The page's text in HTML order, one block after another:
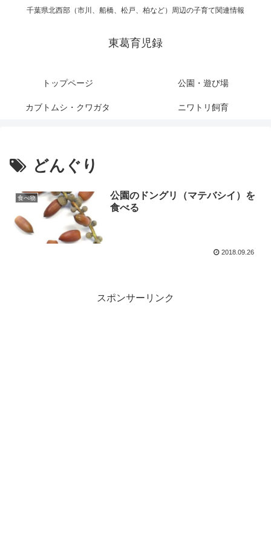
千葉県北西部（市川、船橋、松戸、柏など）周辺の子育て関連情報
東葛育児録
トップページ 公園・遊び場
カブトムシ・クワガタ ニワトリ飼育
どんぐり
食べ物
公園のドングリ（マテバシイ）を
食べる
2018.09.26
スポンサーリンク